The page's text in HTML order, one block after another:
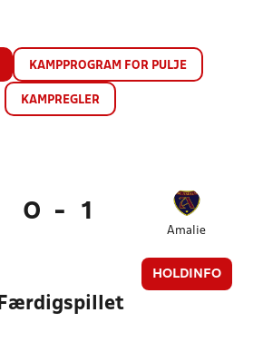
KAMPPROGRAM FOR PULJE
KAMPREGLER
0 - 1
Amalie
HOLDINFO
Færdigspillet